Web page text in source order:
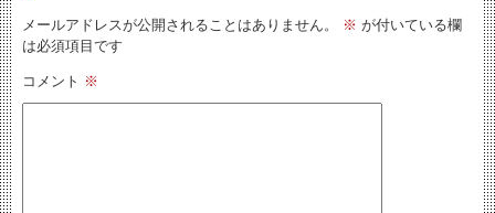
メールアドレスが公開されることはありません。 ※ が付いている欄
は必須項目です
コメント ※